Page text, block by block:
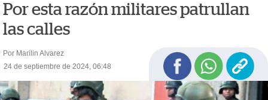
Por esta razón militares patrullan
las calles
Por Marilin Alvarez
24 de septiembre de 2024, 06:48